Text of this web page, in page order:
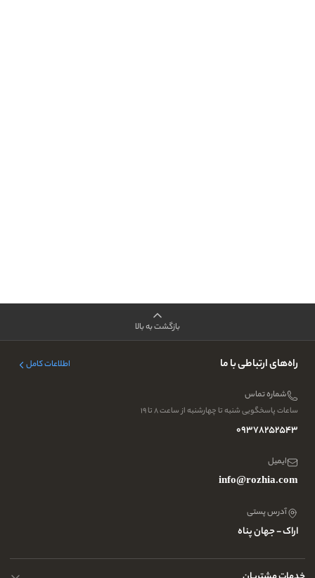
بازگشت به بالا
راه‌های ارتباطی با ما اطلاعات کامل
شماره تماس
ساعات پاسخگویی شنبه تا چهارشنبه از ساعت ۸ تا ۱۹
09378252543
ایمیل
info@rozhia.com
آدرس پستی
اراک - جهان پناه